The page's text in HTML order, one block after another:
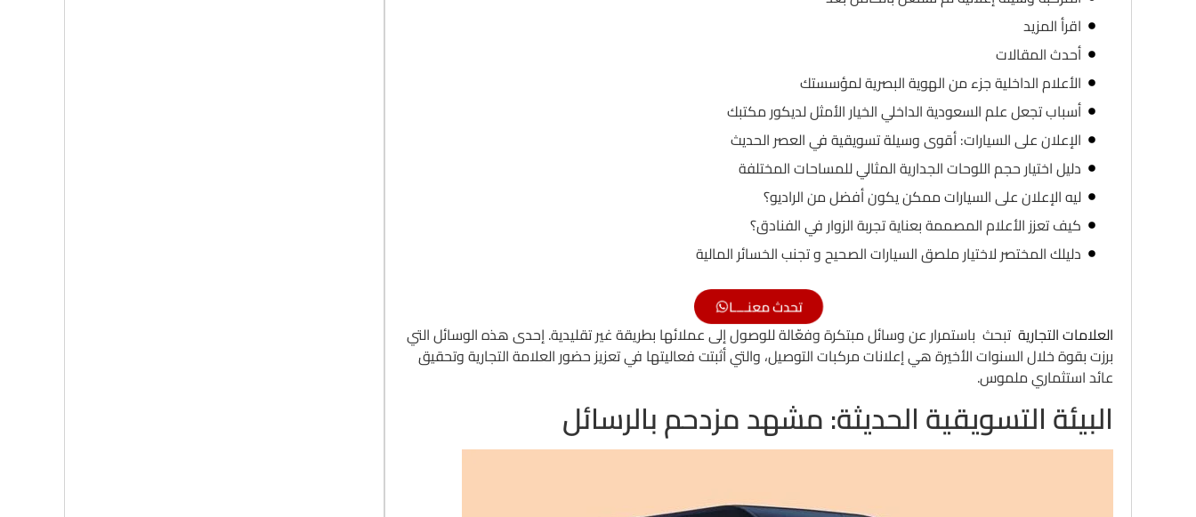
اقرأ المزيد
أحدث المقالات
الأعلام الداخلية جزء من الهوية البصرية لمؤسستك
أسباب تجعل علم السعودية الداخلي الخيار الأمثل لديكور مكتبك
الإعلان على السيارات: أقوى وسيلة تسويقية في العصر الحديث
دليل اختيار حجم اللوحات الجدارية المثالي للمساحات المختلفة
ليه الإعلان على السيارات ممكن يكون أفضل من الراديو؟
كيف تعزز الأعلام المصممة بعناية تجربة الزوار في الفنادق؟
دليلك المختصر لاختيار ملصق السيارات الصحيح و تجنب الخسائر المالية
تحدث معنــــا
العلامات التجارية تبحث باستمرار عن وسائل مبتكرة وفعّالة للوصول إلى عملائها بطريقة غير تقليدية. إحدى هذه الوسائل التي
برزت بقوة خلال السنوات الأخيرة هي إعلانات مركبات التوصيل، والتي أثبتت فعاليتها في تعزيز حضور العلامة التجارية وتحقيق
عائد استثماري ملموس.
البيئة التسويقية الحديثة: مشهد مزدحم بالرسائل